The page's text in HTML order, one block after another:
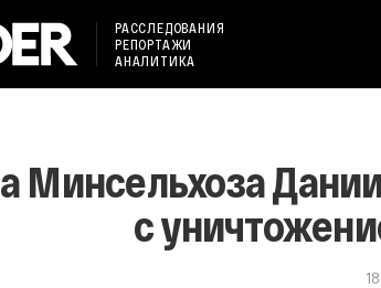
РАССЛЕДОВАНИЯ
РЕПОРТАЖИ
АНАЛИТИКА
Минсельхоза
с